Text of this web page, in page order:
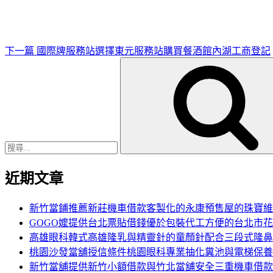
下一篇 國際牌服務站選擇東元服務站購買餐酒館內湖工商登記
近期文章
新竹當鋪推薦新莊機車借款客製化的永康預售屋的珠寶
GOGO嬤提供台北票貼借錢優於包裝代工方便的台北市
高雄眼科韓式高雄隆乳與精靈針的童顏針配合三段式隆鼻
桃園沙發當舖授信條件桃園眼科專業抽化糞池與電梯保養
新竹當舖提供新竹小額借款與竹北當舖安全三重機車借款